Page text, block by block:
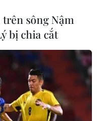
đẹp thanh lịch từ
ngọc lục bảo
sông Nậm
bị chia cắt